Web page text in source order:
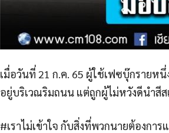
เมื่อวันที่ 21 ก.ค. 65 ผู้ใช้เฟซบุ๊กรายห
อยู่บริเวณริมถนน แต่ถูกผู้ไม่หวังดีนำสี
#เราไม่เข้าใจ กับสิ่งที่พวกนายต้องกา